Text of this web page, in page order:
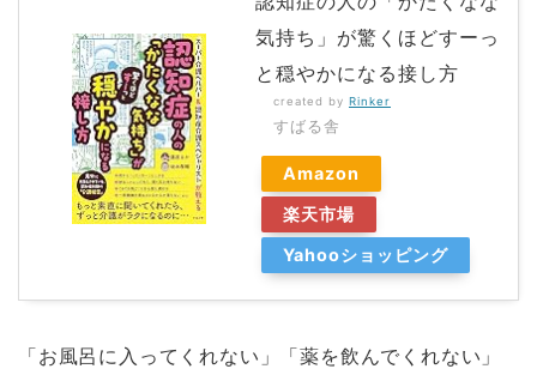
気持ち」が驚くほどすーっ
と穏やかになる接し方
created by Rinker
すばる舎
Amazon
楽天市場
Yahooショッピング
「お風呂に入ってくれない」「薬を飲んでくれない」